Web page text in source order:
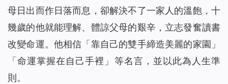
母日出而作日落而息，卻解決不了一家人的溫飽，十
幾歲的他就能理解、體諒父母的艱辛，立志發奮讀書
改變命運。他相信「靠自己的雙手締造美麗的家園」
「命運掌握在自己手裡」等名言，並以此為人生準
則。